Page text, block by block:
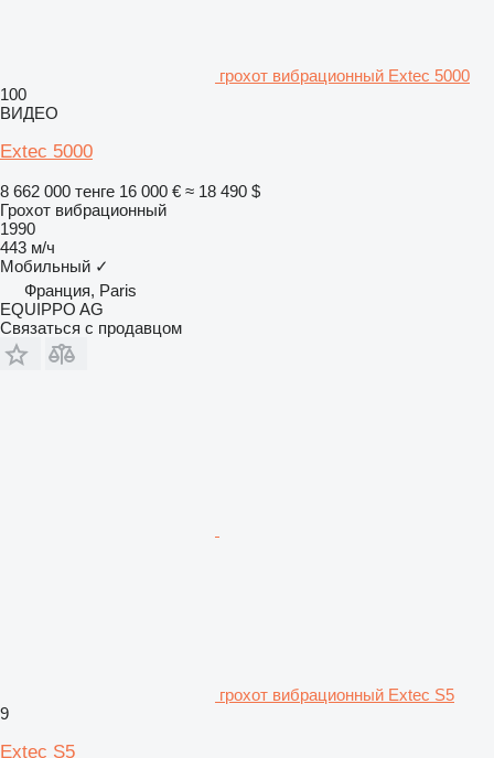
грохот вибрационный Extec 5000
100
ВИДЕО
Extec 5000
8 662 000 тенге 16 000 € ≈ 18 490 $
Грохот вибрационный
1990
443 м/ч
Мобильный ✓
Франция, Paris
EQUIPPO AG
Связаться с продавцом
грохот вибрационный Extec S5
9
Extec S5